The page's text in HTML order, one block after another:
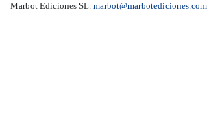
Marbot Ediciones SL. marbot@marbotediciones.com